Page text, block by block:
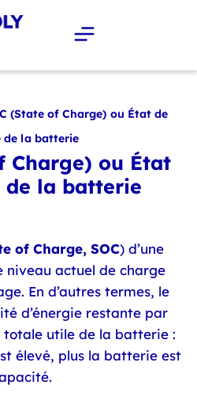
(State of Charge) ou État de
de la batterie
Charge) ou État
de la batterie
of Charge, SOC) d’une
niveau actuel de charge
En d’autres termes, le
d’énergie restante par
utile de la batterie :
élevé, plus la batterie est